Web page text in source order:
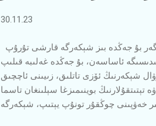
30.11.23
ئاساسەن، بۇ جەڭدە غەلىبە قىلىپ
شېكەرنىڭ ئۆزى تاتلىق، زىيىنى ئاچچىق
بوينىمىزغا سېلىنغان تاسما
خەۋپىنى چوڭقۇر تونۇپ يېتىپ، شېكەرگە